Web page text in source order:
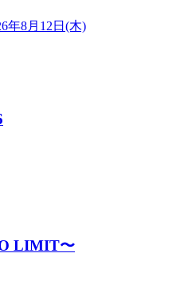
年8月12日(木)
LIMIT〜